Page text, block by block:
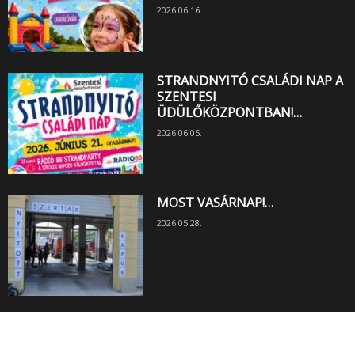
2026.06.16.
STRANDNYITÓ CSALÁDI NAP A
SZENTESI
ÜDÜLŐKÖZPONTBAN!…
2026.06.05.
MOST VASÁRNAP!…
2026.05.28.